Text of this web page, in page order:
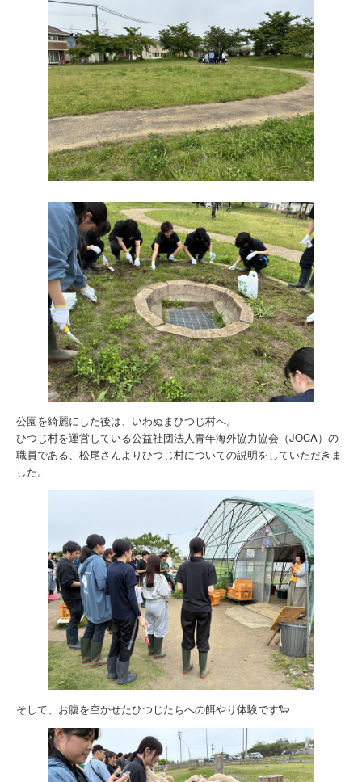
公園を綺麗にした後は、いわぬまひつじ村へ。
ひつじ村を運営している公益社団法人青年海外協力協会（JOCA）の
職員である、松尾さんよりひつじ村についての説明をしていただきま
した。
そして、お腹を空かせたひつじたちへの餌やり体験です🐑